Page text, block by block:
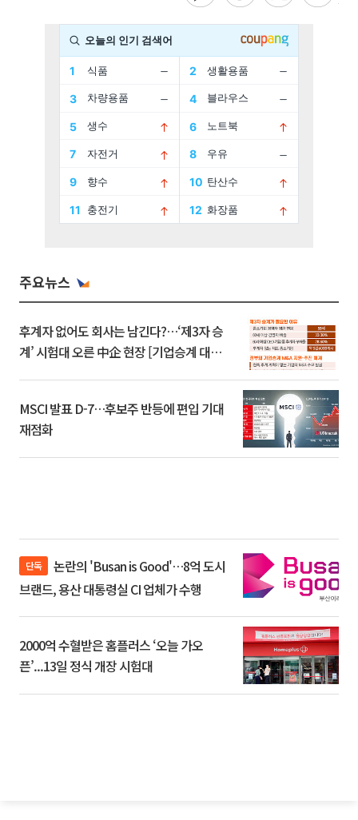
주요뉴스
후계자 없어도 회사는 남긴다?…‘제3자 승
계’ 시험대 오른 中企 현장 [기업승계 대전
MSCI 발표 D-7…후보주 반등에 편입 기대
재점화
단독
브랜드, 용산 대통령실 CI 업체가 수행
2000억 수혈받은 홈플러스 ‘오늘 가오
픈’...13일 정식 개장 시험대